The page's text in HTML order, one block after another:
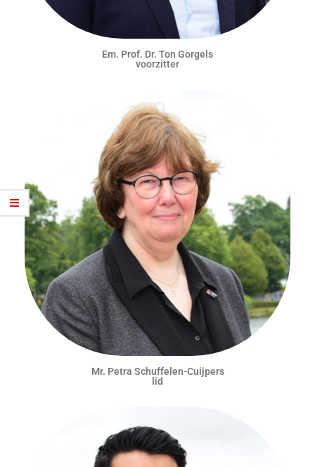
Em. Prof. Dr. Ton Gorgels
voorzitter
Mr. Petra Schuffelen-Cuijpers
lid